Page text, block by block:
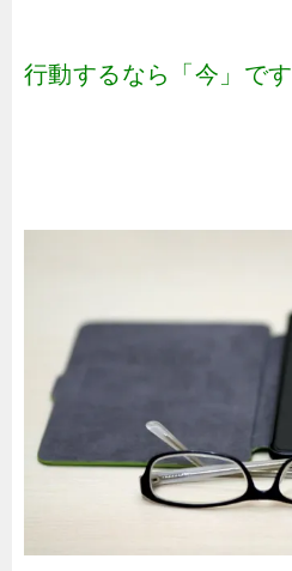
行動するなら「今」です